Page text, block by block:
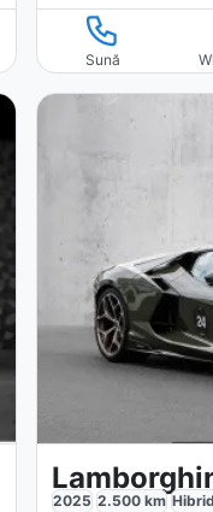
Sună
2025 2.500km